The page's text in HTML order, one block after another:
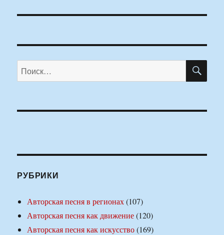
Искать:
РУБРИКИ
Авторская песня в регионах(107)
Авторская песня как движение(120)
Авторская песня как искусство(169)